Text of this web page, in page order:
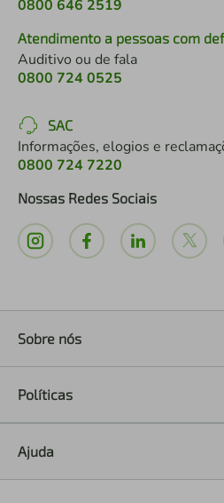
0800 646 2519
Atendimento a pessoas com
Auditivo ou de fala
0800 724 0525
SAC
Informações, elogios e
0800 724 7220
Nossas Redes Sociais
Sobre nós
Políticas
Ajuda